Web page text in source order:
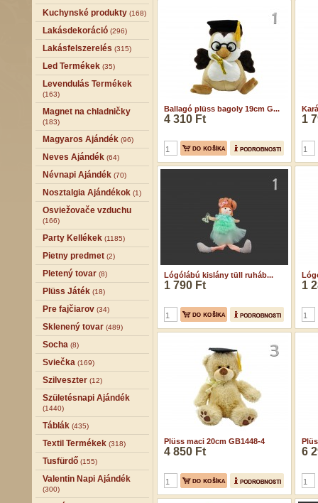
Kuchynské produkty (168)
Lakásdekoráció (296)
Lakásfelszerelés (315)
Led Termékek (35)
Levendulás Termékek
(163)
Magnet na chladničky
(183)
Magyaros Ajándék (96)
Neves Ajándék (64)
Névnapi Ajándék (70)
Nosztalgia Ajándékok (1)
Osviežovače vzduchu
(166)
Party Kellékek (1185)
Pietny predmet (2)
Pletený tovar (8)
Plüss Játék (18)
Pre fajčiarov (34)
Sklenený tovar (489)
Socha (8)
Sviečka (169)
Szilveszter (12)
Születésnapi Ajándék
(1440)
Táblák (435)
Textil Termékek (318)
Tusfürdő (155)
Valentin Napi Ajándék
(300)
Ballagó plüss bagoly 19cm G...
4 310 Ft 1
Lógólábú kislány tüll ruháb...
1 790 Ft 1
Plüss maci 20cm GB1448-4
4 850 Ft 6